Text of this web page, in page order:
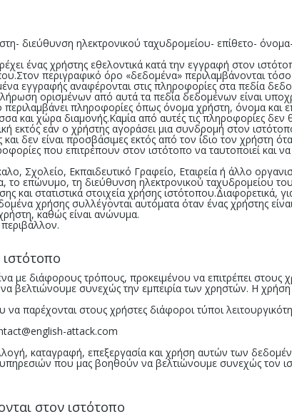
διεύθυνση ηλεκτρονικού ταχυδρομείου- επίθετο-
ένας χρήστης εθελοντικά κατά την εγγραφή στον
περιγραφικό όρο «δεδομένα» περιλαμβάνονται
εγγραφής αναφέρονται στις πληροφορίες στα πεδία
ορισμένων από αυτά τα πεδία δεδομένων είναι
πληροφορίες όπως όνομα χρήστη, όνομα και
και χώρα διαμονής.Καμία από αυτές τις πληροφορίες δεν
εκτός εάν ο χρήστης αγοράσει μια συνδρομή στον
δεν είναι προσβάσιμες εκτός από τον ίδιο τον χρήστη
που επιτρέπουν στον ιστότοπο να ταυτοποιεί και
Σχολείο, Εκπαιδευτικό Γραφείο, Εταιρεία ή άλλο
το επώνυμο, τη διεύθυνση ηλεκτρονικού ταχυδρομείου
στατιστικά στοιχεία χρήσης ιστότοπου.Διαφορετικά,
χρήσης συλλέγονται αυτόματα όταν ένας χρήστης
καθώς είναι ανώνυμα.
με διάφορους τρόπους, προκειμένου να επιτρέπει στους
βελτιώνουμε συνεχώς την εμπειρία των χρηστών. Η
παρέχονται στους χρήστες διάφοροι τύποι
attack.com
καταγραφή, επεξεργασία και χρήση αυτών των
που μας βοηθούν να βελτιώνουμε συνεχώς τον
στον ιστότοπο